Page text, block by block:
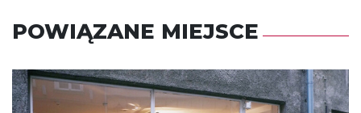
POWIĄZANE MIEJSCE